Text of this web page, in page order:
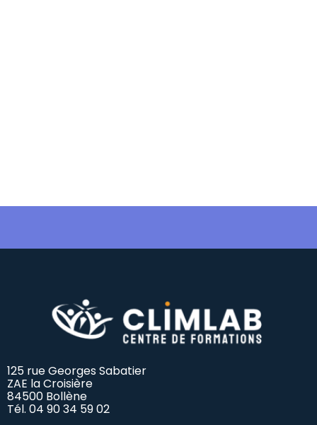
125 rue Georges Sabatier
ZAE la Croisière
84500 Bollène
Tél. 04 90 34 59 02